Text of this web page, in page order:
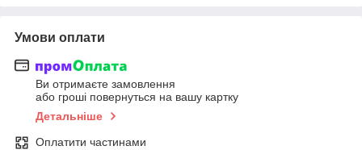
Умови оплати
Ви отримаєте замовлення
або гроші повернуться на вашу картку
Детальніше
Оплатити частинами